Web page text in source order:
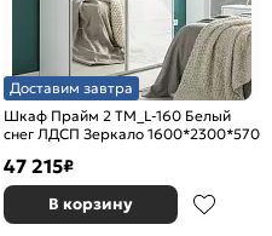
Доставим завтра
Шкаф Прайм 2 TM_L-160 Белый
снег ЛДСП Зеркало 1600*2300*570
47 215₽
В корзину